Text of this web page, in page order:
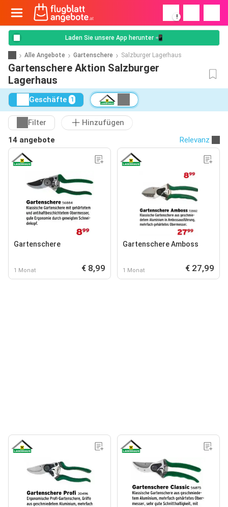
!
Laden Sie unsere App herunter 📲
Alle Angebote Gartenschere Salzburger Lagerhaus
Gartenschere Aktion Salzburger
Lagerhaus
Geschäfte 1
Filter
Hinzufügen
14 angebote
Relevanz
Gartenschere
1 Monat € 8,99
Gartenschere Amboss
1 Monat € 27,99